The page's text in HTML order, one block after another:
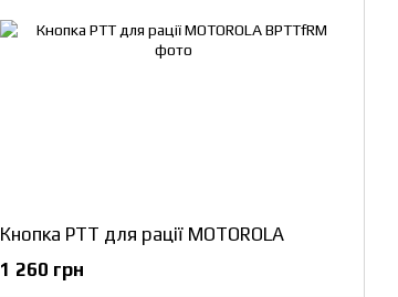
Кнопка PTT для рації MOTOROLA
1 260 грн